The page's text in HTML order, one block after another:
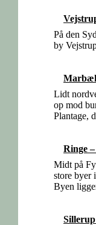
På den
by
Lidt
op mod
Plantage,
Ringe
Midt på
store byer
Byen